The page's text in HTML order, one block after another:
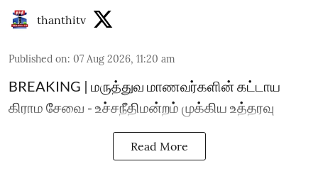
thanthitv
Published on: 07 Aug 2026, 11:20 am
BREAKING | மருத்துவ மாணவர்களின் கட்டாய
கிராம சேவை - உச்சநீதிமன்றம் முக்கிய உத்தரவு
Read More